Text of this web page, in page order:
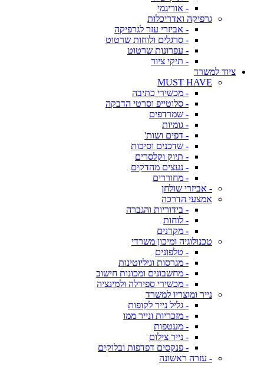
- אוריגמי
גרפיקה ואדריכלות
- אביזרי עזר לגרפיקה
- סרגלים ולוחות שרטוט
- עפרונות שרטוט
- תיקי ציור
ציוד למשרד
MUST HAVE
- מכשירי כתיבה
- סלוטייפ וסרטי הדבקה
- שמרדפים
- גומיות
- דפים ושות'
- שדכנים וסיכות
- תיוק וקלסרים
- נעצים מהדקים
- מחוררים
- אביזרי שולחן
אמצעי הדרכה
- בידוריות והגברה
- לוחות
- מקרנים
טכנולוגיה ומיכון משרדי
- טלפונים
- מגרסות וגיליוטינות
- מחשבונים ומכונות חישוב
- מכשירי ספירלה ולמינציה
נייר ומוצריו למשרד
- גליל נייר לקופות
- מזכריות ונייר ממו
- מעטפות
- נייר צילום
- פנקסים דפדפות ובלוקים
- עזרה ראשונה